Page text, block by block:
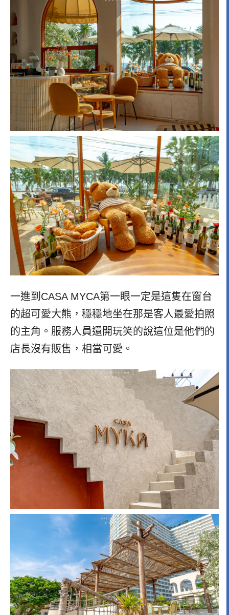
一進到CASA MYCA第一眼一定是這隻在窗台
的超可愛大熊，穩穩地坐在那是客人最愛拍照
的主角。服務人員還開玩笑的說這位是他們的
店長沒有販售，相當可愛。